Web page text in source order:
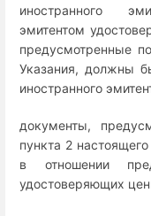
иностранного
эмитентом
предусмотренные
Указания, должны
иностранного
документы,
пункта 2
в отношении
удостоверяющих